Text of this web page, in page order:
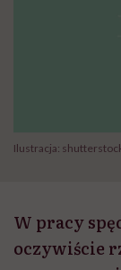
Ilustracja:
W pracy
oczywiście